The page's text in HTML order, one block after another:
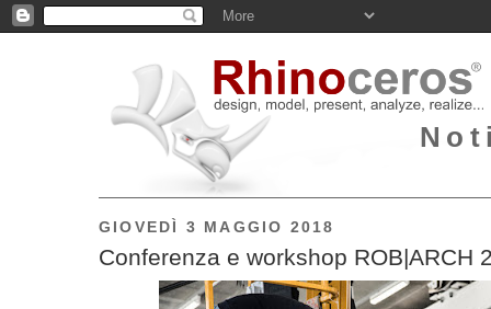
GIOVEDÌ 3 MAGGIO 2018
Conferenza e workshop ROB|ARCH